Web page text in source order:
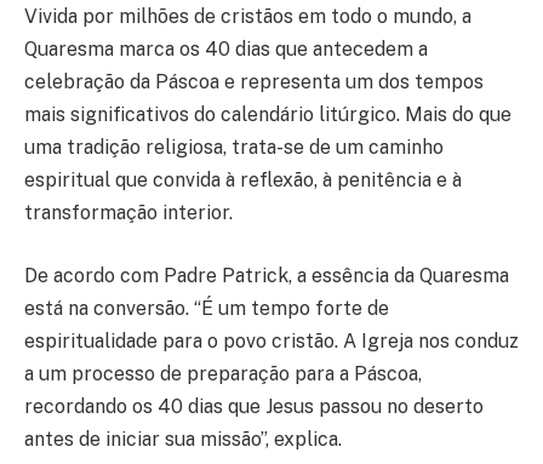
Vivida por milhões de cristãos em todo o mundo, a
Quaresma marca os 40 dias que antecedem a
celebração da Páscoa e representa um dos tempos
mais significativos do calendário litúrgico. Mais do que
uma tradição religiosa, trata-se de um caminho
espiritual que convida à reflexão, à penitência e à
transformação interior.
De acordo com Padre Patrick, a essência da Quaresma
está na conversão. “É um tempo forte de
espiritualidade para o povo cristão. A Igreja nos conduz
a um processo de preparação para a Páscoa,
recordando os 40 dias que Jesus passou no deserto
antes de iniciar sua missão”, explica.